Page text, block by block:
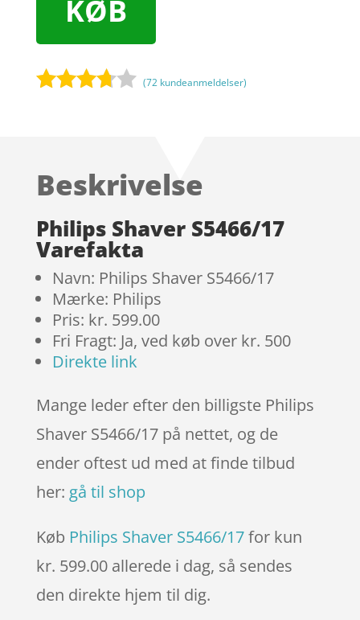
KØB
baseret
kundebe
dømmel
ser
(72 kundeanmeldelser)
Beskrivelse
Philips Shaver S5466/17
Varefakta
Navn: Philips Shaver S5466/17
Mærke: Philips
Pris: kr. 599.00
Fri Fragt: Ja, ved køb over kr. 500
Direkte link
Mange leder efter den billigste Philips
Shaver S5466/17 på nettet, og de
ender oftest ud med at finde tilbud
her: gå til shop
Køb Philips Shaver S5466/17for kun
kr. 599.00 allerede i dag, så sendes
den direkte hjem til dig.